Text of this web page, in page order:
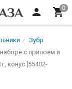
Зубр
с припоем и
конус [55402-